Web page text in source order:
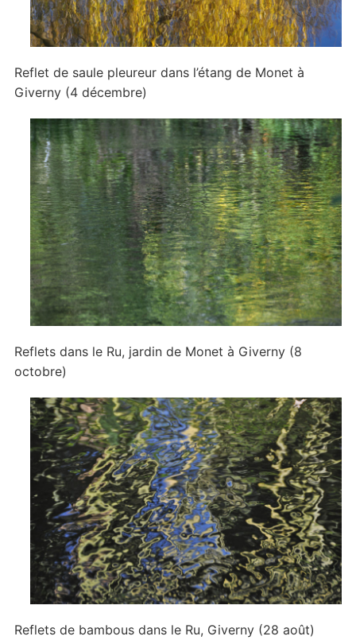
Reflet de saule pleureur dans l’étang de Monet à
Giverny (4 décembre)
Reflets dans le Ru, jardin de Monet à Giverny (8
octobre)
Reflets de bambous dans le Ru, Giverny (28 août)